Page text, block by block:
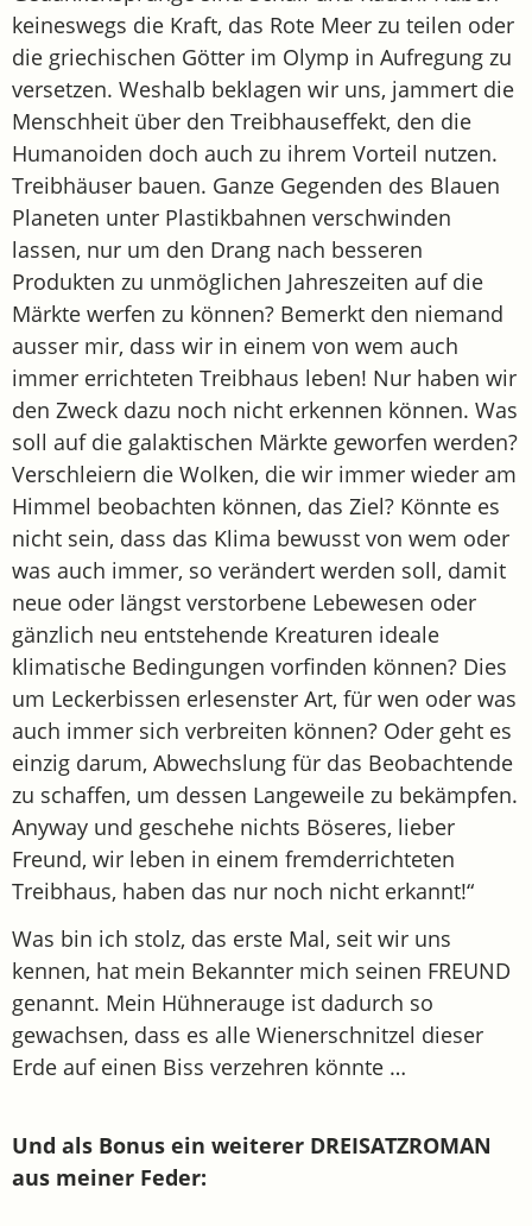
keineswegs die Kraft, das Rote Meer zu teilen oder
die griechischen Götter im Olymp in Aufregung zu
versetzen. Weshalb beklagen wir uns, jammert die
Menschheit über den Treibhauseffekt, den die
Humanoiden doch auch zu ihrem Vorteil nutzen.
Treibhäuser bauen. Ganze Gegenden des Blauen
Planeten unter Plastikbahnen verschwinden
lassen, nur um den Drang nach besseren
Produkten zu unmöglichen Jahreszeiten auf die
Märkte werfen zu können? Bemerkt den niemand
ausser mir, dass wir in einem von wem auch
immer errichteten Treibhaus leben! Nur haben wir
den Zweck dazu noch nicht erkennen können. Was
soll auf die galaktischen Märkte geworfen werden?
Verschleiern die Wolken, die wir immer wieder am
Himmel beobachten können, das Ziel? Könnte es
nicht sein, dass das Klima bewusst von wem oder
was auch immer, so verändert werden soll, damit
neue oder längst verstorbene Lebewesen oder
gänzlich neu entstehende Kreaturen ideale
klimatische Bedingungen vorfinden können? Dies
um Leckerbissen erlesenster Art, für wen oder was
auch immer sich verbreiten können? Oder geht es
einzig darum, Abwechslung für das Beobachtende
zu schaffen, um dessen Langeweile zu bekämpfen.
Anyway und geschehe nichts Böseres, lieber
Freund, wir leben in einem fremderrichteten
Treibhaus, haben das nur noch nicht erkannt!“
Was bin ich stolz, das erste Mal, seit wir uns
kennen, hat mein Bekannter mich seinen FREUND
genannt. Mein Hühnerauge ist dadurch so
gewachsen, dass es alle Wienerschnitzel dieser
Erde auf einen Biss verzehren könnte …
Und als Bonus ein weiterer DREISATZROMAN
aus meiner Feder: